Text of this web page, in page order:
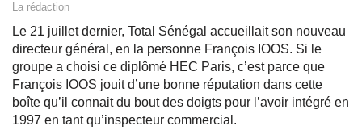
La rédaction
Le 21 juillet dernier, Total Sénégal accueillait son nouveau
directeur général, en la personne François IOOS. Si le
groupe a choisi ce diplômé HEC Paris, c’est parce que
François IOOS jouit d’une bonne réputation dans cette
boîte qu’il connait du bout des doigts pour l’avoir intégré en
1997 en tant qu’inspecteur commercial.